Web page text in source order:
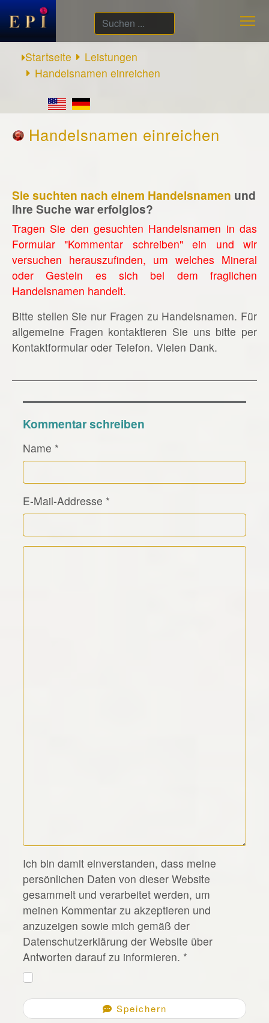
Suchen
...
Startseite
Leistungen
Handelsnamen einreichen
Handelsnamen einreichen
Sie suchten nach einem Handelsnamen und
Ihre Suche war erfolglos?
Tragen Sie den gesuchten Handelsnamen in das
Formular "Kommentar schreiben" ein und wir
versuchen herauszufinden, um welches Mineral
oder Gestein es sich bei dem fraglichen
Handelsnamen handelt.
Bitte stellen Sie nur Fragen zu Handelsnamen. Für
allgemeine Fragen kontaktieren Sie uns bitte per
Kontaktformular oder Telefon. Vielen Dank.
Kommentar schreiben
Name *
E-Mail-Addresse *
Kommentar Text
*
Ich bin damit einverstanden, dass meine
persönlichen Daten von dieser Website
gesammelt und verarbeitet werden, um
meinen Kommentar zu akzeptieren und
anzuzeigen sowie mich gemäß der
Datenschutzerklärung der Website über
Antworten darauf zu informieren. *
Speichern